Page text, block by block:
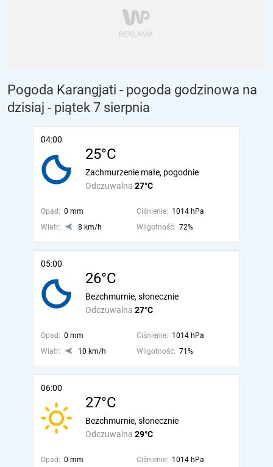
Pogoda Karangjati - pogoda godzinowa na
dzisiaj - piątek 7 sierpnia
04:00
25°C
Odczuwalna 27°C
Zachmurzenie małe, pogodnie
Opad: 0 mm Ciśnienie: 1014 hPa
Wiatr:
8 km/h Wilgotność: 72%
05:00
26°C
Odczuwalna 27°C
Bezchmurnie, słonecznie
Opad: 0 mm Ciśnienie: 1014 hPa
Wiatr:
10 km/h Wilgotność: 71%
06:00
27°C
Odczuwalna 29°C
Bezchmurnie, słonecznie
Opad: 0 mm Ciśnienie: 1014 hPa